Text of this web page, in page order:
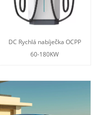
DC Rychlá nabíječka OCPP
60-180KW